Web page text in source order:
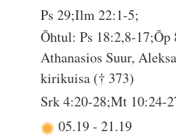
Ps 29;Ilm 22:1-5;
Õhtul: Ps 18:2,8-17;Õp
Athanasios Suur,
kirikuisa († 373)
Srk 4:20-28;Mt 10:24-
05.19-21.19